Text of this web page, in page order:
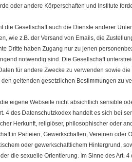
oder andere Körperschaften und Institute
die Gesellschaft auch die Dienste anderer
wie z.B. der Versand von Emails, die
Dritte haben Zugang nur zu jenen
notwendig sind. Die Gesellschaft
für andere Zwecke zu verwenden sowie
geltenden gesetzlichen Bestimmungen zu
eigene Webseite nicht absichtlich sensible
4 des Datenschutzkodex handelt es sich bei
Herkunft, religiöser, philosophischer oder
in Parteien, Gewerkschaften, Vereinen oder
oder gewerkschaftlichem Hintergrund,
die sexuelle Orientierung. Im Sinne des Art.